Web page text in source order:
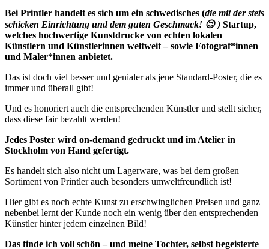
Bei Printler handelt es sich um ein schwedisches (die mit der stets
schicken Einrichtung und dem guten Geschmack! 😉 ) Startup,
welches hochwertige Kunstdrucke von echten lokalen
Künstlern und Künstlerinnen weltweit – sowie Fotograf*innen
und Maler*innen anbietet.
Das ist doch viel besser und genialer als jene Standard-Poster, die es
immer und überall gibt!
Und es honoriert auch die entsprechenden Künstler und stellt sicher,
dass diese fair bezahlt werden!
Jedes Poster wird on-demand gedruckt und im Atelier in
Stockholm von Hand gefertigt.
Es handelt sich also nicht um Lagerware, was bei dem großen
Sortiment von Printler auch besonders umweltfreundlich ist!
Hier gibt es noch echte Kunst zu erschwinglichen Preisen und ganz
nebenbei lernt der Kunde noch ein wenig über den entsprechenden
Künstler hinter jedem einzelnen Bild!
Das finde ich voll schön – und meine Tochter, selbst begeisterte